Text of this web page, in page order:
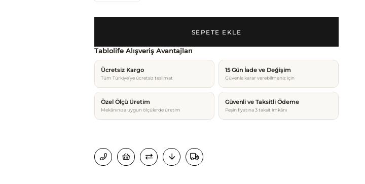
Tablolife Alışveriş Avantajları
Ücretsiz Kargo
Tüm Türkiye’ye ücretsiz teslimat
15 Gün İade ve Değişim
Güvenle karar verebilmeniz için
Özel Ölçü Üretim
Mekânınıza uygun ölçülerde üretim
Güvenli ve Taksitli Ödeme
Peşin fiyatına 3 taksit imkânı